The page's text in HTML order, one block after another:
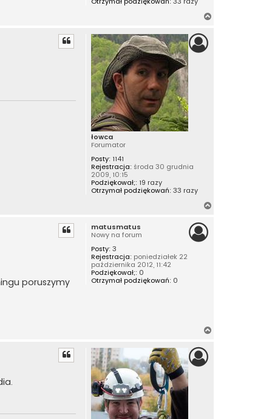
łowca
Forumator
Posty: 1141
Rejestracja: środa 30 grudnia
2009, 10:15
Podziękował;: 19 razy
Otrzymał podziękowań: 33 razy
matusmatus
Nowy na forum
Posty: 3
Rejestracja: poniedziałek 22
października 2012, 11:42
Podziękował;: 0
Otrzymał podziękowań: 0
poruszymy